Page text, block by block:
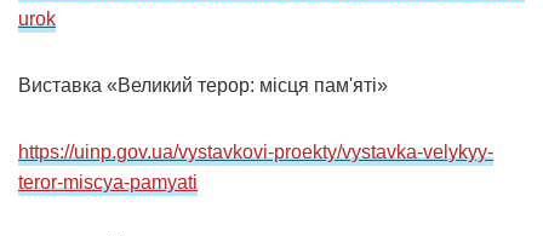
urok
Виставка «Великий терор: місця пам'яті»
https://uinp.gov.ua/vystavkovi-proekty/vystavka-velykyy-
teror-miscya-pamyati